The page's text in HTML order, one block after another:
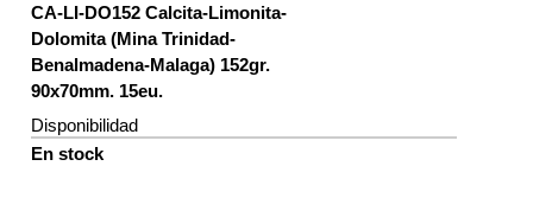
CA-LI-DO152 Calcita-Limonita-
Dolomita (Mina Trinidad-
Benalmadena-Malaga) 152gr.
90x70mm. 15eu.
Disponibilidad
En stock